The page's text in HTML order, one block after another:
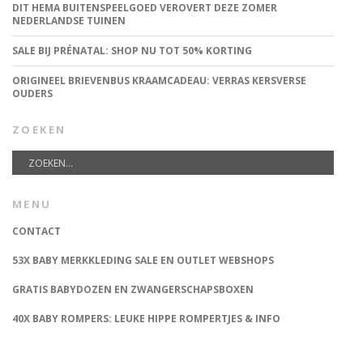
DIT HEMA BUITENSPEELGOED VEROVERT DEZE ZOMER
NEDERLANDSE TUINEN
SALE BIJ PRÉNATAL: SHOP NU TOT 50% KORTING
ORIGINEEL BRIEVENBUS KRAAMCADEAU: VERRAS KERSVERSE
OUDERS
ZOEKEN
MENU
CONTACT
53X BABY MERKKLEDING SALE EN OUTLET WEBSHOPS
GRATIS BABYDOZEN EN ZWANGERSCHAPSBOXEN
40X BABY ROMPERS: LEUKE HIPPE ROMPERTJES & INFO